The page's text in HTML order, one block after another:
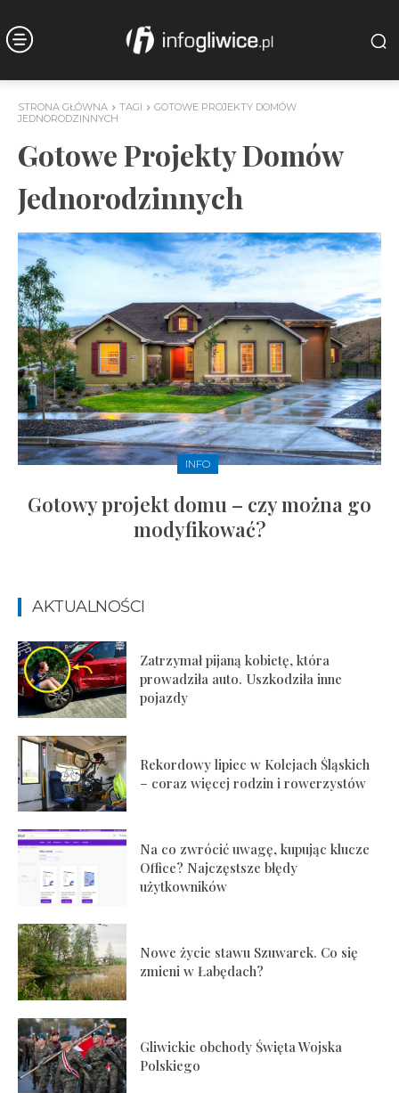
STRONA GŁÓWNA TAGI
GOTOWE PROJEKTY DOMÓW
JEDNORODZINNYCH
Gotowe Projekty Domów
Jednorodzinnych
INFO
Gotowy projekt domu – czy można go
modyfikować?
AKTUALNOŚCI
Zatrzymał pijaną kobietę, która
prowadziła auto. Uszkodziła inne
pojazdy
Rekordowy lipiec w Kolejach Śląskich
– coraz więcej rodzin i rowerzystów
Na co zwrócić uwagę, kupując klucze
Office? Najczęstsze błędy
użytkowników
Nowe życie stawu Szuwarek. Co się
zmieni w Łabędach?
Gliwickie obchody Święta Wojska
Polskiego